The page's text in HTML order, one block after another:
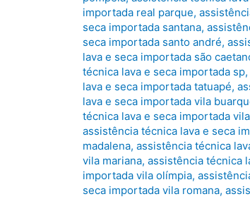
importada real parque,
seca importada santana,
seca importada santo andré,
lava e seca importada são
técnica lava e seca importada sp,
lava e seca importada tatuapé,
lava e seca importada vila
técnica lava e seca importada
assistência técnica lava e seca
madalena, assistência técnica
vila mariana, assistência técnica
importada vila olímpia,
seca importada vila romana,